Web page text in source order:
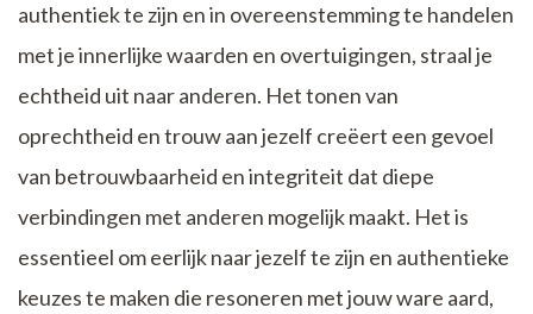
authentiek te zijn en in overeenstemming te handelen
met je innerlijke waarden en overtuigingen, straal je
echtheid uit naar anderen. Het tonen van
oprechtheid en trouw aan jezelf creëert een gevoel
van betrouwbaarheid en integriteit dat diepe
verbindingen met anderen mogelijk maakt. Het is
essentieel om eerlijk naar jezelf te zijn en authentieke
keuzes te maken die resoneren met jouw ware aard,